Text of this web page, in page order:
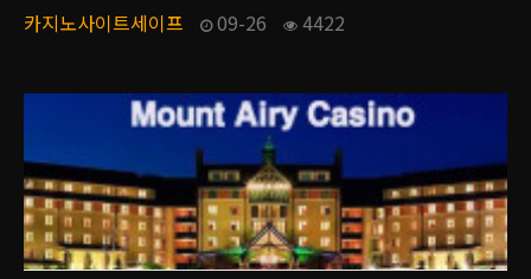
카지노사이트세이프
09-26 4422